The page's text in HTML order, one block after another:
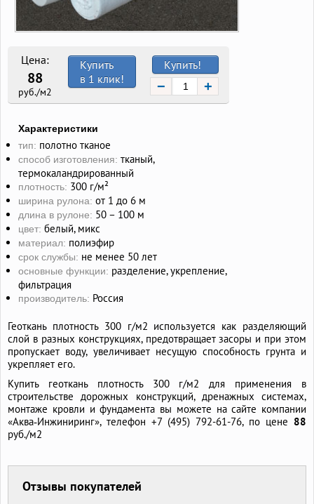
Цена:
88
руб./м2
Купить!
− +
Купить
в 1 клик!
Характеристики
тип: полотно тканое
способ изготовления: тканый,
термокаландрированный
плотность: 300 г/м²
ширина рулона: от 1 до 6 м
длина в рулоне: 50 – 100 м
цвет: белый, микс
материал: полиэфир
срок службы: не менее 50 лет
основные функции: разделение, укрепление,
фильтрация
производитель: Россия
Геоткань плотность 300 г/м2 используется как разделяющий
слой в разных конструкциях, предотвращает засоры и при этом
пропускает воду, увеличивает несущую способность грунта и
укрепляет его.
Купить геоткань плотность 300 г/м2 для применения в
строительстве дорожных конструкций, дренажных системах,
монтаже кровли и фундамента вы можете на сайте компании
«Аква‑Инжиниринг», телефон +7 (495) 792-61-76, по цене 88
руб./м2
Отзывы покупателей